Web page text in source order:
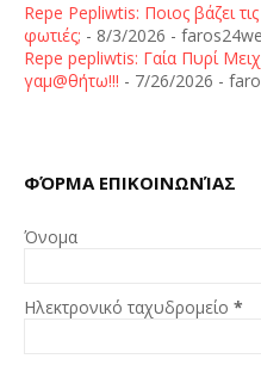
Repe Pepliwtis: Ποιος βάζει τις
φωτιές; - 8/3/2026 -
Repe pepliwtis: Γαία Πυρί
γαμ@θήτω!!! - 7/26/2026 -
ΦΌΡΜΑ ΕΠΙΚΟΙΝΩΝΊΑΣ
Όνομα
Ηλεκτρονικό ταχυδρομείο *